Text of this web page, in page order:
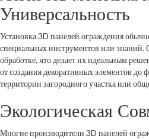
Универсальность
Установка 3D панелей ограждения
специальных инструментов или знаний.
обработке, что делает их идеальным
от создания декоративных элементов
территории загородного участка или
Экологическая
Многие производители 3D панелей